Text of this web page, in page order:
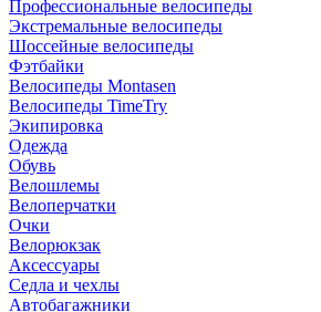
Профессиональные велосипеды
Экстремальные велосипеды
Шоссейные велосипеды
Фэтбайки
Велосипеды Montasen
Велосипеды TimeTry
Экипировка
Одежда
Обувь
Велошлемы
Велоперчатки
Очки
Велорюкзак
Аксессуары
Седла и чехлы
Автобагажники